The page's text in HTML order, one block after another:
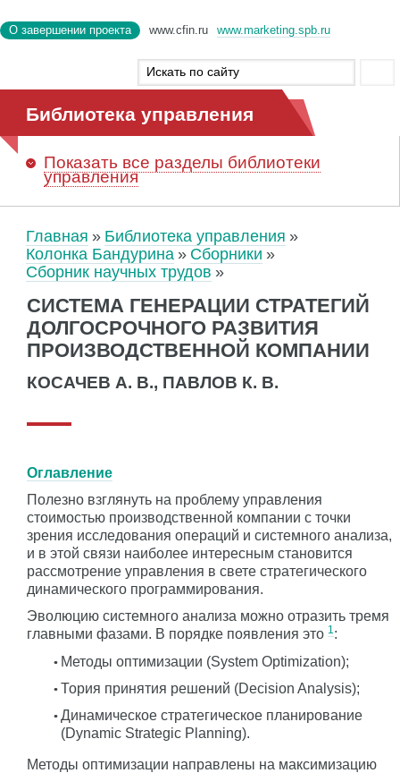
О завершении проекта www.cfin.ru www.marketing.spb.ru
Библиотека управления
Показать все разделы библиотеки
управления
Главная
Библиотека управления
Колонка Бандурина
Сборники
Сборник научных трудов
СИСТЕМА ГЕНЕРАЦИИ СТРАТЕГИЙ
ДОЛГОСРОЧНОГО РАЗВИТИЯ
ПРОИЗВОДСТВЕННОЙ КОМПАНИИ
КОСАЧЕВ А. В., ПАВЛОВ К. В.
Оглавление
Полезно взглянуть на проблему управления
стоимостью производственной компании с точки
зрения исследования операций и системного анализа,
и в этой связи наиболее интересным становится
рассмотрение управления в свете стратегического
динамического программирования.
Эволюцию системного анализа можно отразить тремя
главными фазами. В порядке появления это 1:
Методы оптимизации (System Optimization);
Тория принятия решений (Decision Analysis);
Динамическое стратегическое планирование
(Dynamic Strategic Planning).
Методы оптимизации направлены на максимизацию